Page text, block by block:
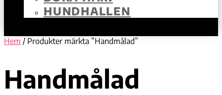
HUNDHALLEN
Hem / Produkter märkta ”Handmålad”
Handmålad